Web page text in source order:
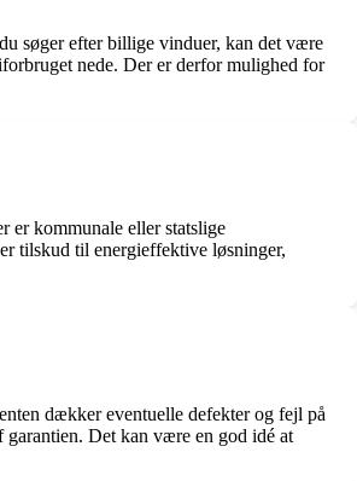
søger efter billige vinduer, kan det være
nede. Der er derfor mulighed for
er kommunale eller statslige
tilskud til energieffektive løsninger,
dækker eventuelle defekter og fejl på
Det kan være en god idé at